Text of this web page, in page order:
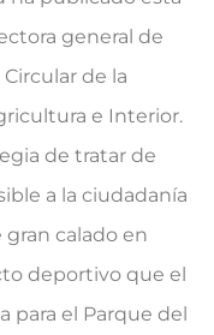
general de
de la
e Interior.
de tratar de
a la ciudadanía
calado en
deportivo que el
para el Parque del